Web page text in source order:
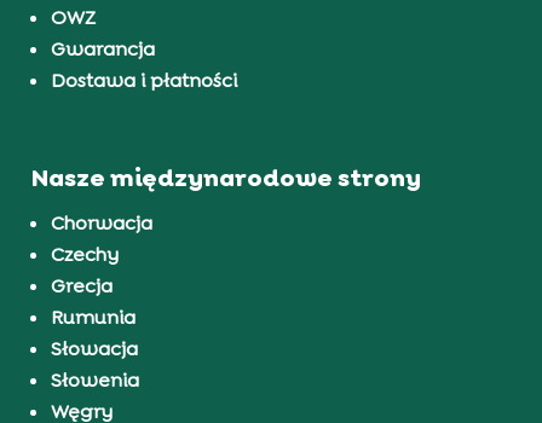
OWZ
Gwarancja
Dostawa i płatności
Nasze międzynarodowe strony
Chorwacja
Czechy
Grecja
Rumunia
Słowacja
Słowenia
Węgry